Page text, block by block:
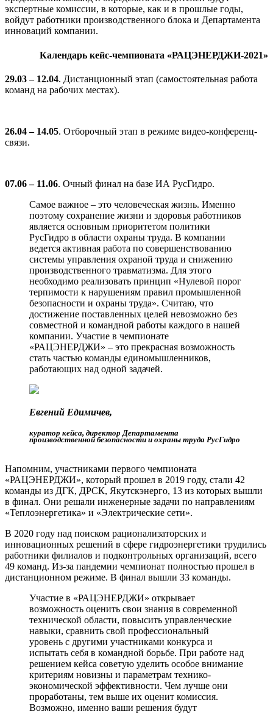
экспертные комиссии, в которые, как и в прошлые годы,
войдут работники производственного блока и Департамента
инноваций компании.
Календарь кейс-чемпионата «РАЦЭНЕРДЖИ-2021»
29.03 – 12.04. Дистанционный этап (самостоятельная работа
команд на рабочих местах).
26.04 – 14.05. Отборочный этап в режиме видео-конференц-
связи.
07.06 – 11.06. Очный финал на базе ИА РусГидро.
Самое важное – это человеческая жизнь. Именно
поэтому сохранение жизни и здоровья работников
является основным приоритетом политики
РусГидро в области охраны труда. В компании
ведется активная работа по совершенствованию
системы управления охраной труда и снижению
производственного травматизма. Для этого
необходимо реализовать принцип «Нулевой порог
терпимости к нарушениям правил промышленной
безопасности и охраны труда». Считаю, что
достижение поставленных целей невозможно без
совместной и командной работы каждого в нашей
компании. Участие в чемпионате
«РАЦЭНЕРДЖИ» – это прекрасная возможность
стать частью команды единомышленников,
работающих над одной задачей.
Евгений Едимичев,
куратор кейса, директор Департамента
производственной безопасности и охраны труда РусГидро
Напомним, участниками первого чемпионата
«РАЦЭНЕРДЖИ», который прошел в 2019 году, стали 42
команды из ДГК, ДРСК, Якутскэнерго, 13 из которых вышли
в финал. Они решали инженерные задачи по направлениям
«Теплоэнергетика» и «Электрические сети».
В 2020 году над поиском рационализаторских и
инновационных решений в сфере гидроэнергетики трудились
работники филиалов и подконтрольных организаций, всего
49 команд. Из-за пандемии чемпионат полностью прошел в
дистанционном режиме. В финал вышли 33 команды.
Участие в «РАЦЭНЕРДЖИ» открывает
возможность оценить свои знания в современной
технической области, повысить управленческие
навыки, сравнить свой профессиональный
уровень с другими участниками конкурса и
испытать себя в командной борьбе. При работе над
решением кейса советую уделить особое внимание
критериям новизны и параметрам технико-
экономической эффективности. Чем лучше они
проработаны, тем выше их оценит комиссия.
Возможно, именно ваши решения будут